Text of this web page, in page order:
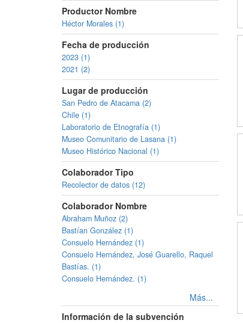
Productor Nombre
Héctor Morales (1)
Fecha de producción
2023 (1)
2021 (2)
Lugar de producción
San Pedro de Atacama (2)
Chile (1)
Laboratorio de Etnografía (1)
Museo Comunitario de Lasana (1)
Museo Histórico Nacional (1)
Colaborador Tipo
Recolector de datos (12)
Colaborador Nombre
Abraham Muñoz (2)
Bastían González (1)
Consuelo Hernández (1)
Consuelo Hernández, José Guarello, Raquel
Bastías. (1)
Consuelo Hernández. (1)
Más...
Información de la subvención